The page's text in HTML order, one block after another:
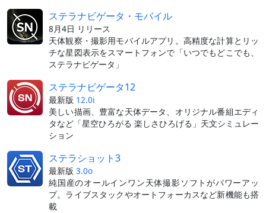
ステラナビゲータ・モバイル
8月4日 リリース
天体観察・撮影用モバイルアプリ。高精度な計算とリッ
チな星図表示をスマートフォンで「いつでもどこでも、
ステラナビゲータ」
ステラナビゲータ12
最新版 12.0i
美しい描画、豊富な天体データ、オリジナル番組エディ
タなど「星空ひろがる 楽しさひろげる」天文シミュレー
ション
ステラショット3
最新版 3.0o
純国産のオールインワン天体撮影ソフトがパワーアッ
プ。ライブスタックやオートフォーカスなど新機能も搭
載